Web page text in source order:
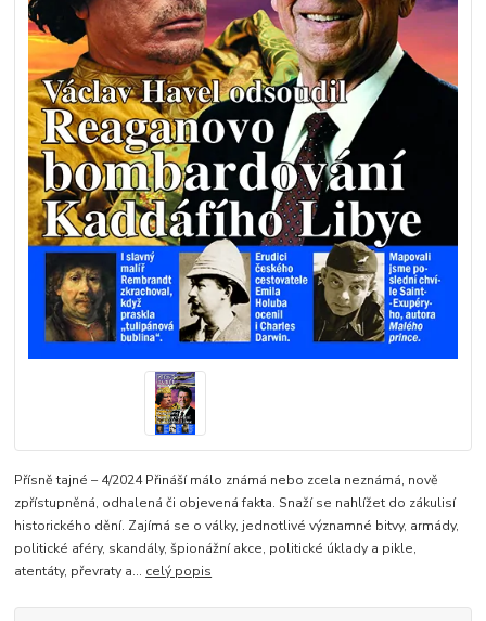
Přísně tajné – 4/2024 Přináší málo známá nebo zcela neznámá, nově
zpřístupněná, odhalená či objevená fakta. Snaží se nahlížet do zákulisí
historického dění. Zajímá se o války, jednotlivé významné bitvy, armády,
politické aféry, skandály, špionážní akce, politické úklady a pikle,
atentáty, převraty a... celý popis